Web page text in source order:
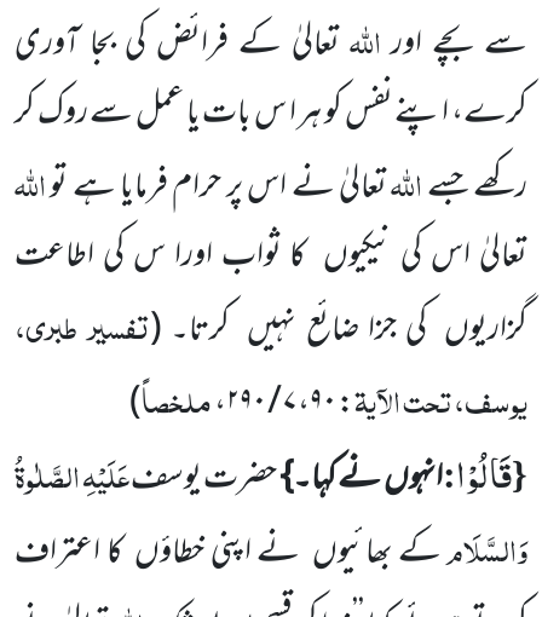
سے بچے اوراللّٰہتعالیٰ کے فرائض کی بجا آوری
کرے، اپنے نفس کو ہر ا س بات یا عمل سے روک کر
رکھے جسےاللّٰہتعالیٰ نے اس پر حرام فرمایا ہے تواللّٰہ
تعالیٰ اس کی نیکیوں کا ثواب اورا س کی اطاعت
گزاریوں کی جزا ضائع نہیں کرتا۔ (تفسیر طبری،
یوسف، تحت الآیۃ:۹۰،۷ / ۲۹۰ ،ملخصاً)
{قَالُوْا:انہوںنے کہا۔}حضرت یوسفعَلَیْہِ الصَّلٰوۃُ
وَالسَّلَامکے بھائیوں نے اپنی خطاؤںکا اعتراف